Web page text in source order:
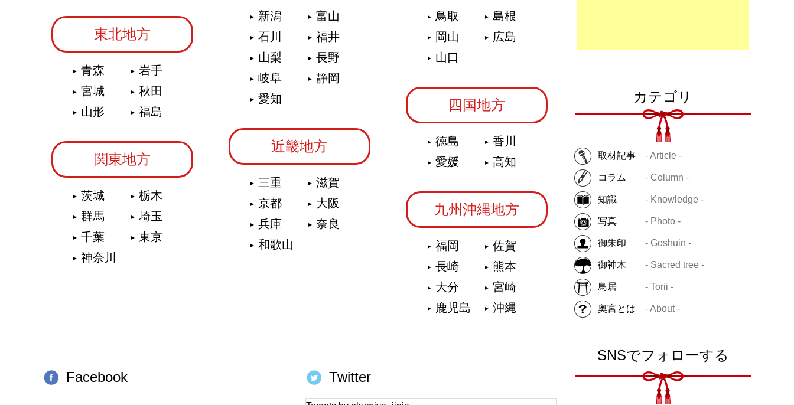
カテゴリ
取材記事 - Article -
コラム - Column -
知識 - Knowledge -
写真 - Photo -
御朱印 - Goshuin -
御神木 - Sacred tree -
鳥居 - Torii -
奥宮とは - About -
SNSでフォローする
東北地方
青森
岩手
宮城
秋田
山形
福島
関東地方
茨城
栃木
群馬
埼玉
千葉
東京
神奈川
新潟
富山
石川
福井
山梨
長野
岐阜
静岡
愛知
近畿地方
三重
滋賀
京都
大阪
兵庫
奈良
和歌山
鳥取
島根
岡山
広島
山口
四国地方
徳島
香川
愛媛
高知
九州沖縄地方
福岡
佐賀
長崎
熊本
大分
宮崎
鹿児島
沖縄
Facebook Twitter